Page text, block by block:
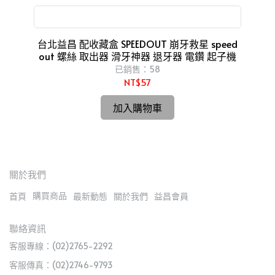
台北益昌 配收藏盒 SPEEDOUT 崩牙救星 speed
out 螺絲 取出器 滑牙神器 退牙器 電鑽 起子機
已銷售：58
NT$57
加入購物車
關於我們
首頁 購買商品 最新動態 關於我們 益昌會員
聯絡資訊
客服專線：(02)2765-2292
客服傳真：(02)2746-9793